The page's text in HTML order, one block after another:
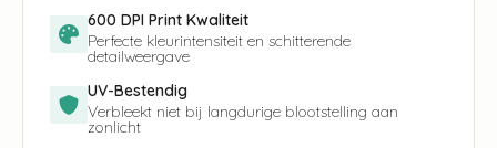
600 DPI Print Kwaliteit
Perfecte kleurintensiteit en schitterende
detailweergave
UV-Bestendig
Verbleekt niet bij langdurige blootstelling aan
zonlicht